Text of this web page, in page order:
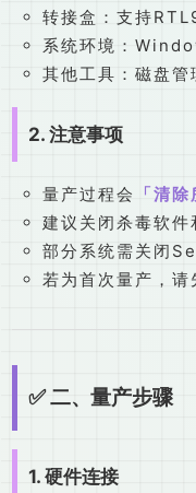
转接盒：支持
系统环境：
其他工具：磁盘
2. 注意事项
量产过程会 清除
建议关闭杀毒软
部分系统需关闭
若为首次量产，
✅ 二、量产步骤
1. 硬件连接